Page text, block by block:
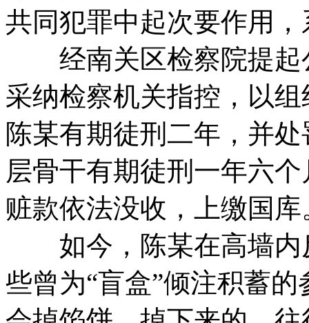
共同犯罪中起次要作用
经南关区检察院提起
采纳检察机关指控，以
陈某有期徒刑二年，并
层骨干有期徒刑一年六
赃款依法没收，上缴国库
如今，陈某在高墙内
些曾为“盲盒”倾注积蓄